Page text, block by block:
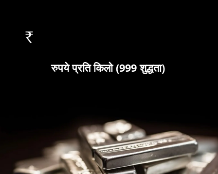
रुपये प्रति किलो (999 शुद्धता)